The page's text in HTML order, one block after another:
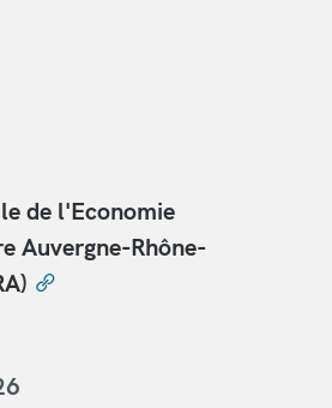
de l'Economie
Auvergne-Rhône-